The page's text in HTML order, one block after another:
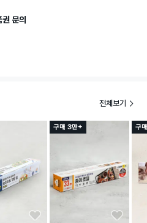
문의
전체보기
구매 3만+ 구